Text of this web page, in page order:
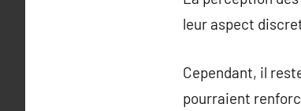
leur aspect
Cependant, il
pourraient